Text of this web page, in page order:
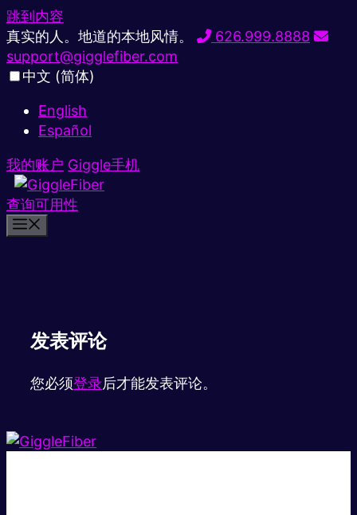
跳到内容
真实的人。地道的本地风情。
626.999.8888
support@gigglefiber.com
中文 (简体)
English
Español
我的账户 Giggle手机
查询可用性
发表评论
您必须登录后才能发表评论。